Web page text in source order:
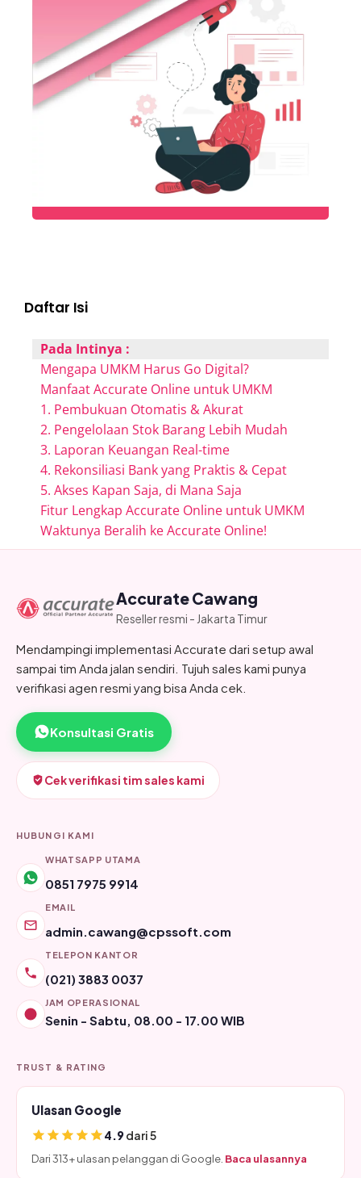
Daftar Isi
Pada Intinya :
Mengapa UMKM Harus Go Digital?
Manfaat Accurate Online untuk UMKM
1. Pembukuan Otomatis & Akurat
2. Pengelolaan Stok Barang Lebih Mudah
3. Laporan Keuangan Real-time
4. Rekonsiliasi Bank yang Praktis & Cepat
5. Akses Kapan Saja, di Mana Saja
Fitur Lengkap Accurate Online untuk UMKM
Waktunya Beralih ke Accurate Online!
Accurate Cawang
Reseller resmi - Jakarta Timur
Mendampingi implementasi Accurate dari setup awal
sampai tim Anda jalan sendiri. Tujuh sales kami punya
verifikasi agen resmi yang bisa Anda cek.
Konsultasi Gratis
Cek verifikasi tim sales kami
HUBUNGI KAMI
WHATSAPP UTAMA
0851 7975 9914
EMAIL
admin.cawang@cpssoft.com
TELEPON KANTOR
(021) 3883 0037
JAM OPERASIONAL
Senin - Sabtu, 08.00 - 17.00 WIB
TRUST & RATING
Ulasan Google
4.9dari 5
Dari 313+ ulasan pelanggan di Google. Baca ulasannya